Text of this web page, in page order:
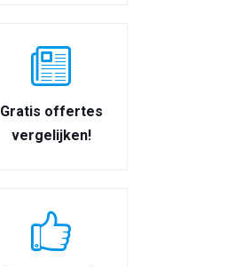
Gratis offertes
vergelijken!